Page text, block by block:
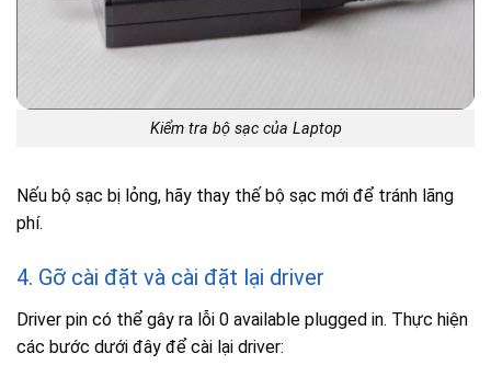
Kiểm tra bộ sạc của Laptop
Nếu bộ sạc bị lỏng, hãy thay thế bộ sạc mới để tránh lãng
phí.
4. Gỡ cài đặt và cài đặt lại driver
Driver pin có thể gây ra lỗi 0 available plugged in. Thực hiện
các bước dưới đây để cài lại driver: